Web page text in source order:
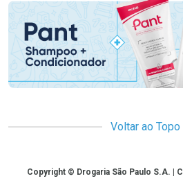
Voltar ao Topo
CopyrightCopyright © Drogaria São Paulo S.A. |